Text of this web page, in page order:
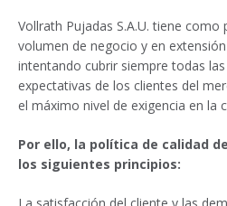
Vollrath Pujadas S.A.U. tiene
volumen de negocio y en
intentando cubrir siempre todas
expectativas de los clientes del
el máximo nivel de exigencia en la
Por ello, la política de calidad
los siguientes principios: